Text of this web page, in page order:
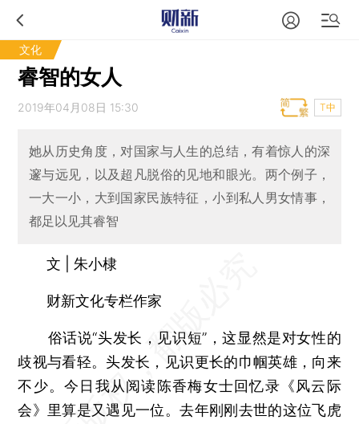
文化
睿智的女人
2019年04月08日 15:30 T中
她从历史角度，对国家与人生的总结，有着惊人的深
邃与远见，以及超凡脱俗的见地和眼光。两个例子，
一大一小，大到国家民族特征，小到私人男女情事，
都足以见其睿智
文 | 朱小棣
财新文化专栏作家
俗话说“头发长，见识短”，这显然是对女性的
歧视与看轻。头发长，见识更长的巾帼英雄，向来
不少。今日我从阅读陈香梅女士回忆录《风云际
会》里算是又遇见一位。去年刚刚去世的这位飞虎